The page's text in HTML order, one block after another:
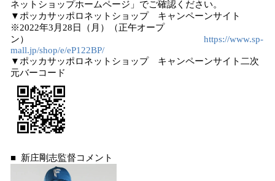
ネットショップホームページ」でご確認ください。
▼ポッカサッポロネットショップ キャンペーンサイト
※2022年3月28日（月）（正午オープ
ン） https://www.sp-
mall.jp/shop/e/eP122BP/
▼ポッカサッポロネットショップ キャンペーンサイト二次
元バーコード
■ 新庄剛志監督コメント